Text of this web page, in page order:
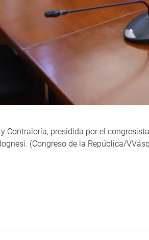
Contraloría, presidida por el
(Congreso de la República/